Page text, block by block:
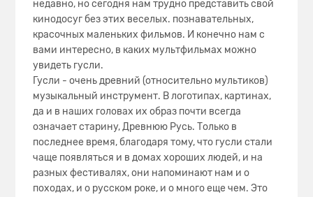
недавно, но сегодня нам трудно представить свой
кинодосуг без этих веселых. познавательных,
красочных маленьких фильмов. И конечно нам с
вами интересно, в каких мультфильмах можно
увидеть гусли.
Гусли - очень древний (относительно мультиков)
музыкальный инструмент. В логотипах, картинах,
да и в наших головах их образ почти всегда
означает старину, Древнюю Русь. Только в
последнее время, благодаря тому, что гусли стали
чаще появляться и в домах хороших людей, и на
разных фестивалях, они напоминают нам и о
походах, и о русском роке, и о много еще чем. Это